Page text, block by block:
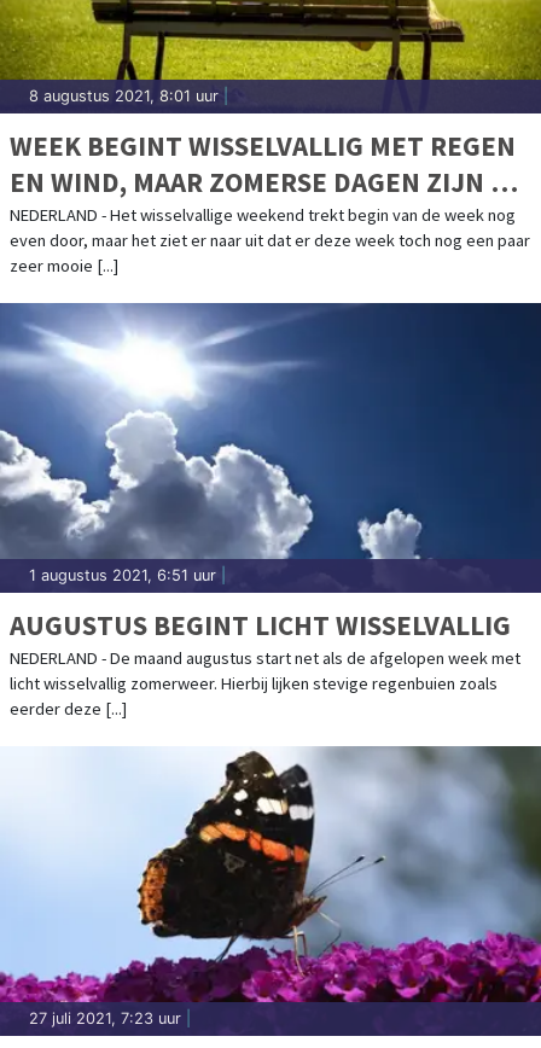
8 augustus 2021, 8:01 uur
WEEK BEGINT WISSELVALLIG MET REGEN
EN WIND, MAAR ZOMERSE DAGEN ZIJN OP
KOMST
NEDERLAND - Het wisselvallige weekend trekt begin van de week nog
even door, maar het ziet er naar uit dat er deze week toch nog een paar
zeer mooie [...]
1 augustus 2021, 6:51 uur
AUGUSTUS BEGINT LICHT WISSELVALLIG
NEDERLAND - De maand augustus start net als de afgelopen week met
licht wisselvallig zomerweer. Hierbij lijken stevige regenbuien zoals
eerder deze [...]
27 juli 2021, 7:23 uur